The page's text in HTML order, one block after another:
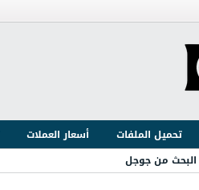
تحميل الملفات أسعار العملات
البحث من جوجل